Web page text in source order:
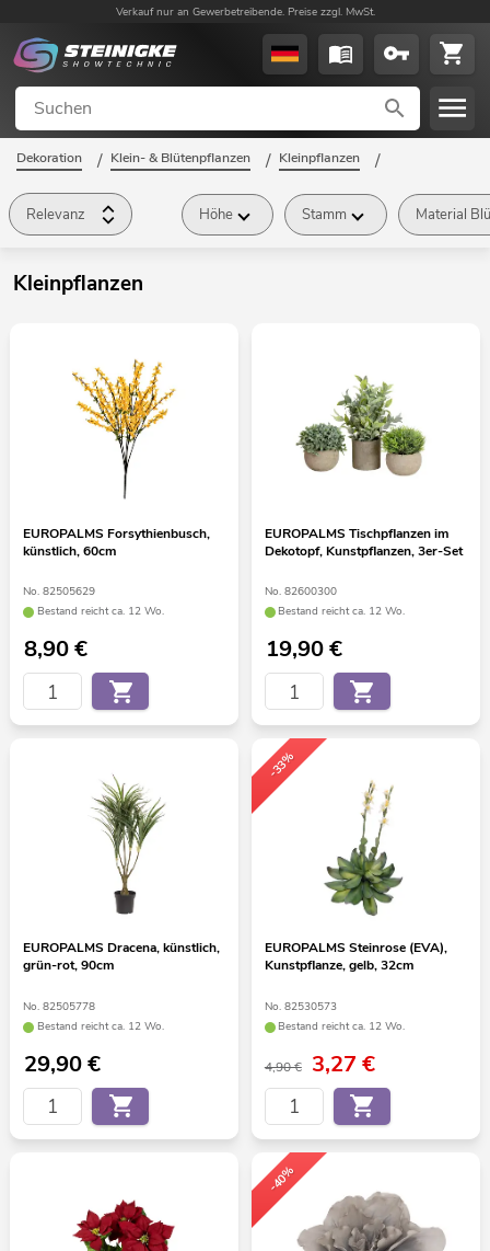
Verkauf nur an Gewerbetreibende. Preise zzgl. MwSt.
Dekoration / Klein- & Blütenpflanzen / Kleinpflanzen /
Relevanz Höhe Stamm Material
Kleinpflanzen
EUROPALMS Forsythienbusch,
künstlich, 60cm
No. 82505629
Bestand reicht ca. 12 Wo.
8,90€
EUROPALMS Tischpflanzen im
Dekotopf, Kunstpflanzen, 3er-Set
No. 82600300
Bestand reicht ca. 12 Wo.
19,90€
EUROPALMS Dracena, künstlich,
grün-rot, 90cm
No. 82505778
Bestand reicht ca. 12 Wo.
29,90€
-33%
EUROPALMS Steinrose (EVA),
Kunstpflanze, gelb, 32cm
No. 82530573
Bestand reicht ca. 12 Wo.
4,90 € 3,27 €
-40%